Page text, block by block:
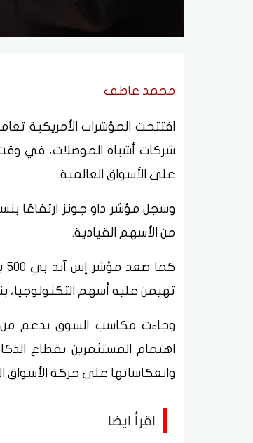
محمد عاطف
افتتحت المؤشرات الأمريكية
شركات أشباه الموصلات، في وقت
على الأسواق العالمية.
من الأسهم القيادية.
تهيمن عليه أسهم التكنولوجيا، بنسبة 0.7% ليصل إلى
وجاءت مكاسب السوق بدعم من
اهتمام المستثمرين بقطاع
وانعكاساتها على حركة الأسواق
اقرأ ايضا